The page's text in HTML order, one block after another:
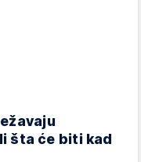
šta će biti kad